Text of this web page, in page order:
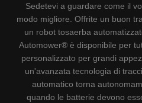
Sedetevi a guardare come il
modo migliore. Offrite un buon
un robot tosaerba
Automower® è disponibile per
personalizzato per grandi
un'avanzata tecnologia di
automatico torna
quando le batterie devono